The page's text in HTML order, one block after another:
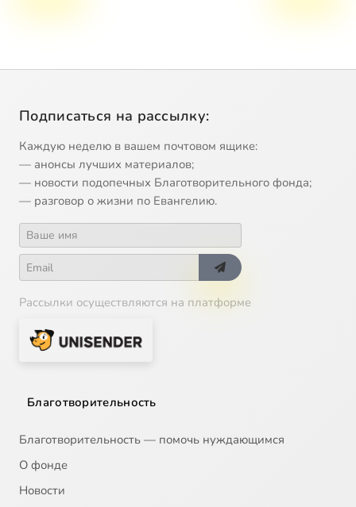
Подписаться на рассылку:
Каждую неделю в вашем почтовом ящике:
— анонсы лучших материалов;
— новости подопечных Благотворительного фонда;
— разговор о жизни по Евангелию.
Рассылки осуществляются на платформе
Благотворительность
Благотворительность — помочь нуждающимся
О фонде
Новости